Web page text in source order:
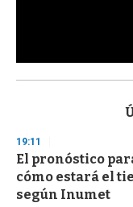
s
d
s
o
f
3
19:11
El pronóstico
cómo estará el
según Inumet